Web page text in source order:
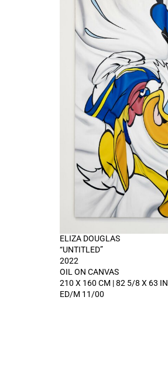
ELIZA DOUGLAS
“UNTITLED”
2022
OIL ON CANVAS
210 X 160 CM | 82 5/8 X 63 IN
ED/M 11/00